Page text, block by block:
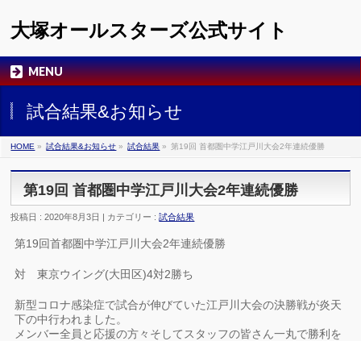
大塚オールスターズ公式サイト
MENU
試合結果&お知らせ
HOME » 試合結果&お知らせ » 試合結果 » 第19回 首都圏中学江戸川大会2年連続優勝
第19回 首都圏中学江戸川大会2年連続優勝
投稿日 : 2020年8月3日 | カテゴリー :試合結果
第19回首都圏中学江戸川大会2年連続優勝
対 東京ウイング(大田区)4対2勝ち
新型コロナ感染症で試合が伸びていた江戸川大会の決勝戦が炎天
下の中行われました。
メンバー全員と応援の方々そしてスタッフの皆さん一丸で勝利を